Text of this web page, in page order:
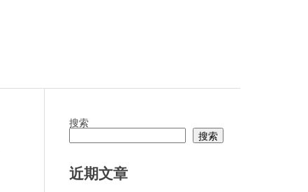
搜索
搜索
近期文章